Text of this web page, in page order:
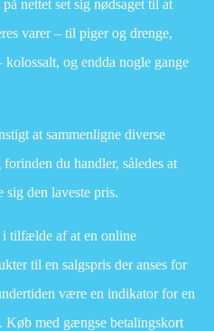
nettet set sig nødsaget til at
varer – til piger og drenge,
kolossalt, og endda nogle gange
at sammenligne diverse
du handler, således at
den laveste pris.
tilfælde af at en online
til en salgspris der anses for
være en indikator for en
Køb med gængse betalingskort